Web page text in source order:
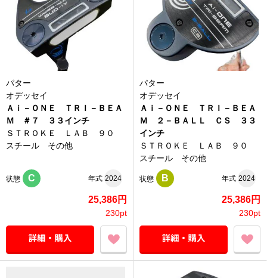
パター
オデッセイ
Ａｉ－ＯＮＥ ＴＲＩ－ＢＥＡ
Ｍ ＃７ ３３インチ
ＳＴＲＯＫＥ ＬＡＢ ９０
スチール その他
状態 C 年式 2024
25,386円
230pt
パター
オデッセイ
Ａｉ－ＯＮＥ ＴＲＩ－ＢＥＡ
Ｍ ２－ＢＡＬＬ ＣＳ ３３
インチ
ＳＴＲＯＫＥ ＬＡＢ ９０
スチール その他
状態 B 年式 2024
25,386円
230pt